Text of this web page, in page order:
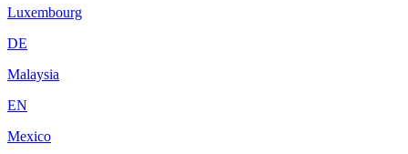
Luxembourg
DE
Malaysia
EN
Mexico